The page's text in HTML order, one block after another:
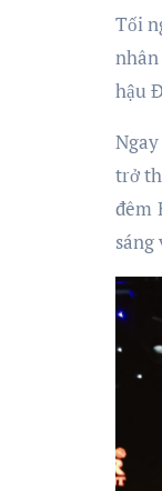
Tối ngày 17/2, tại sân khấu Đài Phát thanh và Truyền hình tỉnh Hưng Yên, đêm Bán kết cuộc thi Hoa hậu Doanh
hậu
trở
đêm